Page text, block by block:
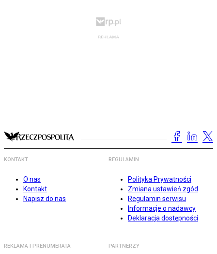
KONTAKT
O nas
Kontakt
Napisz do nas
REGULAMIN
Polityka Prywatności
Zmiana ustawień zgód
Regulamin serwisu
Informacje o nadawcy
Deklaracja dostępności
REKLAMA I PRENUMERATA PARTNERZY